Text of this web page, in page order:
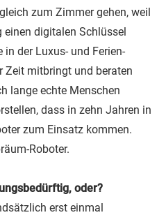
zum Zimmer gehen, weil
einen digitalen Schlüssel
in der Luxus- und Ferien-
Zeit mitbringt und beraten
lange echte Menschen
dass in zehn Jahren in
zum Einsatz kommen.
Roboter.
oder?
erst einmal